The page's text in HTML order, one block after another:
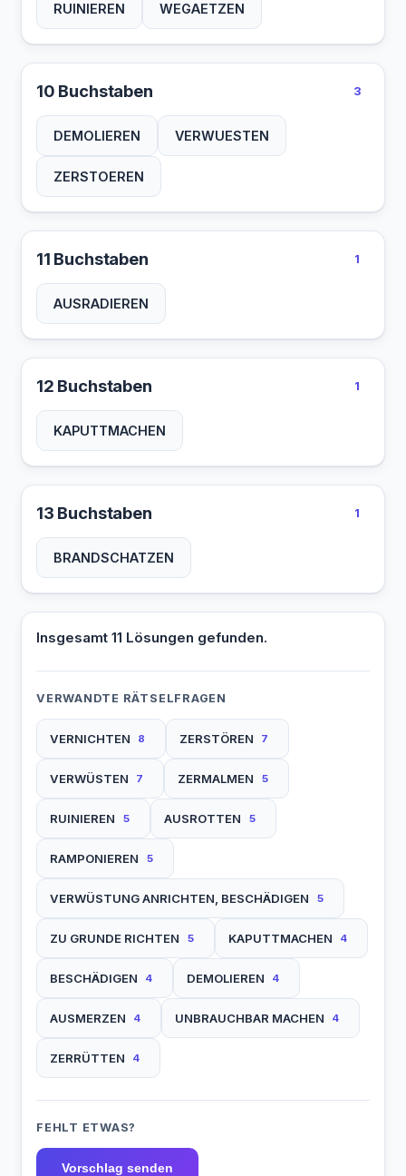
RUINIEREN WEGAETZEN
10 Buchstaben 3
DEMOLIEREN VERWUESTEN
ZERSTOEREN
11 Buchstaben 1
AUSRADIEREN
12 Buchstaben 1
KAPUTTMACHEN
13 Buchstaben 1
BRANDSCHATZEN
Insgesamt 11 Lösungen gefunden.
VERWANDTE RÄTSELFRAGEN
VERNICHTEN 8 ZERSTÖREN 7
VERWÜSTEN 7 ZERMALMEN 5
RUINIEREN 5 AUSROTTEN 5
RAMPONIEREN 5
VERWÜSTUNG ANRICHTEN, BESCHÄDIGEN 5
ZU GRUNDE RICHTEN 5 KAPUTTMACHEN 4
BESCHÄDIGEN 4 DEMOLIEREN 4
AUSMERZEN 4 UNBRAUCHBAR MACHEN 4
ZERRÜTTEN 4
FEHLT ETWAS?
Vorschlag senden